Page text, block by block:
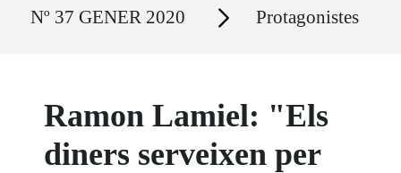
Nº 37 GENER 2020 Secciones Protagonistes
Ramon Lamiel: "Els
diners serveixen per